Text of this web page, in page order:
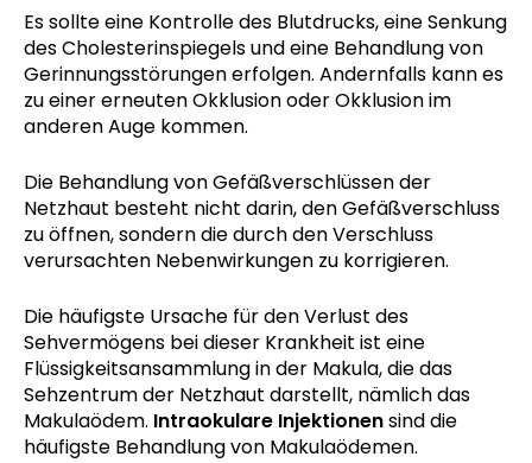
Es sollte eine Kontrolle des Blutdrucks, eine Senkung
des Cholesterinspiegels und eine Behandlung von
Gerinnungsstörungen erfolgen. Andernfalls kann es
zu einer erneuten Okklusion oder Okklusion im
anderen Auge kommen.
Die Behandlung von Gefäßverschlüssen der
Netzhaut besteht nicht darin, den Gefäßverschluss
zu öffnen, sondern die durch den Verschluss
verursachten Nebenwirkungen zu korrigieren.
Die häufigste Ursache für den Verlust des
Sehvermögens bei dieser Krankheit ist eine
Flüssigkeitsansammlung in der Makula, die das
Sehzentrum der Netzhaut darstellt, nämlich das
Makulaödem. Intraokulare Injektionensind die
häufigste Behandlung von Makulaödemen.